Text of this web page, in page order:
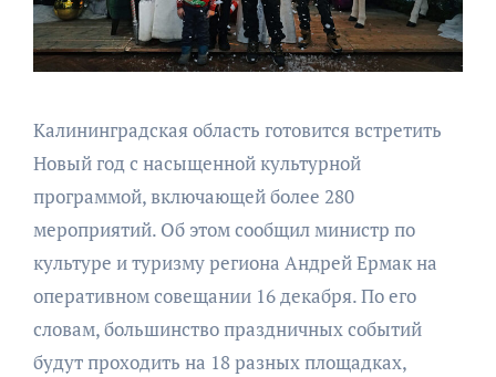
Калининградская область готовится встретить
Новый год с насыщенной культурной
программой, включающей более 280
мероприятий. Об этом сообщил министр по
культуре и туризму региона Андрей Ермак на
оперативном совещании 16 декабря. По его
словам, большинство праздничных событий
будут проходить на 18 разных площадках,